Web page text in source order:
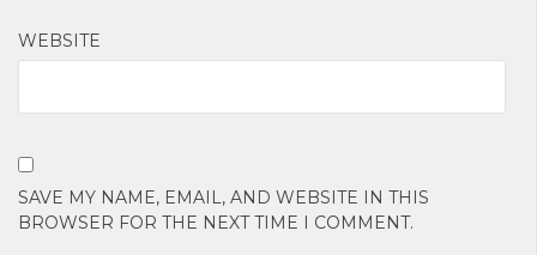
WEBSITE
SAVE MY NAME, EMAIL, AND WEBSITE IN THIS
BROWSER FOR THE NEXT TIME I COMMENT.